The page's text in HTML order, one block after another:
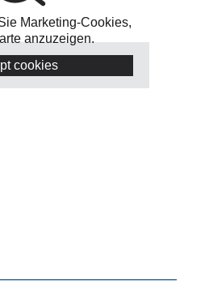
Marketing-Cookies,
anzuzeigen.
cookies